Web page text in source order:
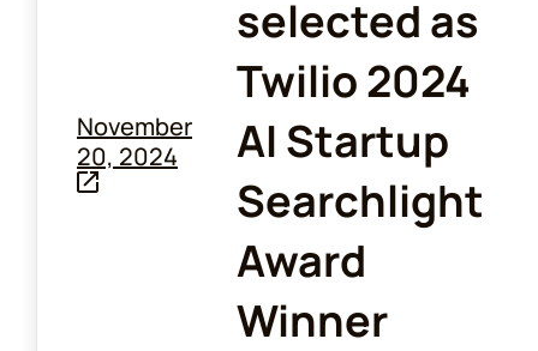
November
20, 2024
selected as
Twilio 2024
AI Startup
Searchlight
Award
Winner